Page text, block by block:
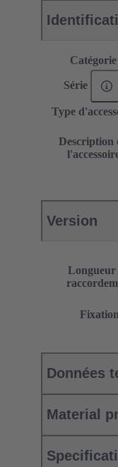
Catégorie
Série
Type
Description
Version
Longueur
Données
Material